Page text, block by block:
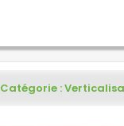
Catégorie :